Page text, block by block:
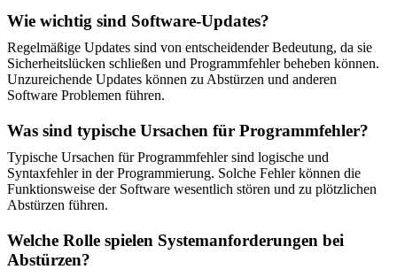
Wie wichtig sind Software-Updates?
Regelmäßige Updates sind von entscheidender Bedeutung, da sie
Sicherheitslücken schließen und Programmfehler beheben können.
Unzureichende Updates können zu Abstürzen und anderen
Software Problemen führen.
Was sind typische Ursachen für Programmfehler?
Typische Ursachen für Programmfehler sind logische und
Syntaxfehler in der Programmierung. Solche Fehler können die
Funktionsweise der Software wesentlich stören und zu plötzlichen
Abstürzen führen.
Welche Rolle spielen Systemanforderungen bei
Abstürzen?